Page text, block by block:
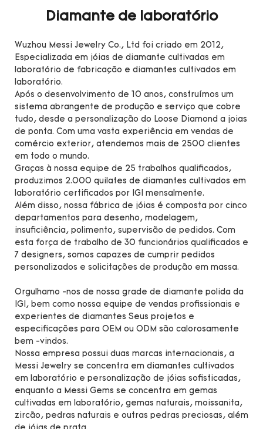
Diamante de laboratório
Wuzhou Messi Jewelry Co., Ltd foi criado em 2012,
Especializada em jóias de diamante cultivadas em
laboratório de fabricação e diamantes cultivados em
laboratório.
Após o desenvolvimento de 10 anos, construímos um
sistema abrangente de produção e serviço que cobre
tudo, desde a personalização do Loose Diamond a joias
de ponta. Com uma vasta experiência em vendas de
comércio exterior, atendemos mais de 2500 clientes
em todo o mundo.
Graças à nossa equipe de 25 trabalhos qualificados,
produzimos 2.000 quilates de diamantes cultivados em
laboratório certificados por IGI mensalmente.
Além disso, nossa fábrica de jóias é composta por cinco
departamentos para desenho, modelagem,
insuficiência, polimento, supervisão de pedidos. Com
esta força de trabalho de 30 funcionários qualificados e
7 designers, somos capazes de cumprir pedidos
personalizados e solicitações de produção em massa.
Orgulhamo -nos de nossa grade de diamante polida da
IGI, bem como nossa equipe de vendas profissionais e
experientes de diamantes Seus projetos e
especificações para OEM ou ODM são calorosamente
bem -vindos.
Nossa empresa possui duas marcas internacionais, a
Messi Jewelry se concentra em diamantes cultivados
em laboratório e personalização de jóias sofisticadas,
enquanto a Messi Gems se concentra em gemas
cultivadas em laboratório, gemas naturais, moissanita,
zircão, pedras naturais e outras pedras preciosas, além